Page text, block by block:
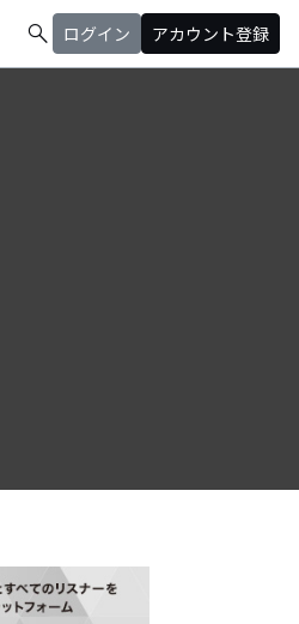
search ログイン アカウント登録